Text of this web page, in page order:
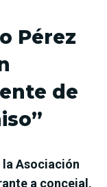
Pérez
de
Asociación
a concejal,